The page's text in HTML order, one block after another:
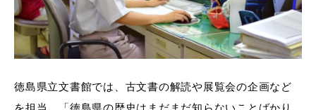
徳島県立文書館では、古文書の解読や展覧会の企画など
を担当。「徳島県の歴史はまだまだ知らないことばかり